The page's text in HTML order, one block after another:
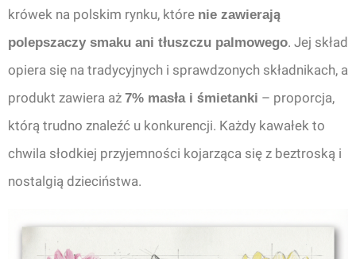
krówek na polskim rynku, które nie zawierają
polepszaczy smaku ani tłuszczu palmowego. Jej skład
opiera się na tradycyjnych i sprawdzonych składnikach, a
produkt zawiera aż 7% masła i śmietanki – proporcja,
którą trudno znaleźć u konkurencji. Każdy kawałek to
chwila słodkiej przyjemności kojarząca się z beztroską i
nostalgią dzieciństwa.